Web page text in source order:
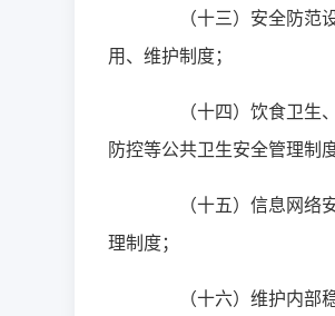
（十三）安全防范
用、维护制度；
（十四）饮食卫生
防控等公共卫生安全管理制度
（十五）信息网络
理制度；
（十六）维护内部